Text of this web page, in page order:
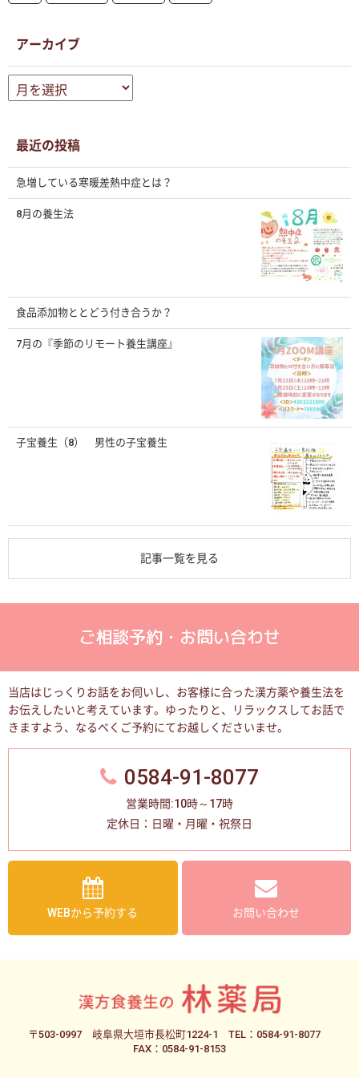
アーカイブ
ー
ブ
最近の投稿
急増している寒暖差熱中症とは？
8月の養生法
食品添加物ととどう付き合うか？
7月の『季節のリモート養生講座』
子宝養生（8） 男性の子宝養生
記事一覧を見る
ご相談予約・お問い合わせ
当店はじっくりお話をお伺いし、お客様に合った漢方薬や養生法を
お伝えしたいと考えています。
ゆったりと、リラックスしてお話で
きますよう、なるべくご予約にてお越しくださいませ。
0584-91-8077
営業時間:10時～17時
定休日：日曜・月曜・祝祭日
WEBから予約する お問い合わせ
〒503-0997 岐阜県大垣市長松町1224-1
TEL：0584-91-8077
FAX：0584-91-8153